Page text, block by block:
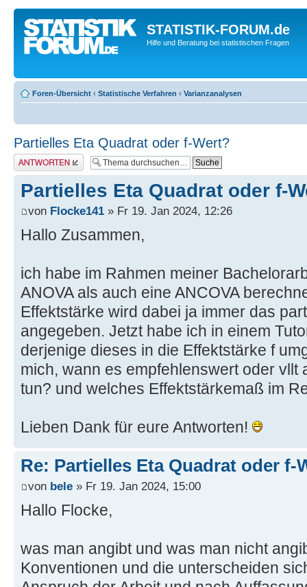
STATISTIK-FORUM.de
Hilfe und Beratung bei statistischen Fragen
Foren-Übersicht ‹ Statistische Verfahren ‹ Varianzanalysen
Partielles Eta Quadrat oder f-Wert?
Antwort erstellen
Partielles Eta Quadrat oder f-
von Flocke141 » Fr 19. Jan 2024, 12:26
Hallo Zusammen,
ich habe im Rahmen meiner
ANOVA als auch eine ANCOVA
Effektstärke wird dabei ja immer das
angegeben. Jetzt habe ich in einem
derjenige dieses in die Effektstärke f
mich, wann es empfehlenswert oder vllt
tun? und welches Effektstärkemaß im
Lieben Dank für eure Antworten!
Re: Partielles Eta Quadrat oder f-
von bele » Fr 19. Jan 2024, 15:00
Hallo Flocke,
was man angibt und was man nicht
Konventionen und die unterscheiden